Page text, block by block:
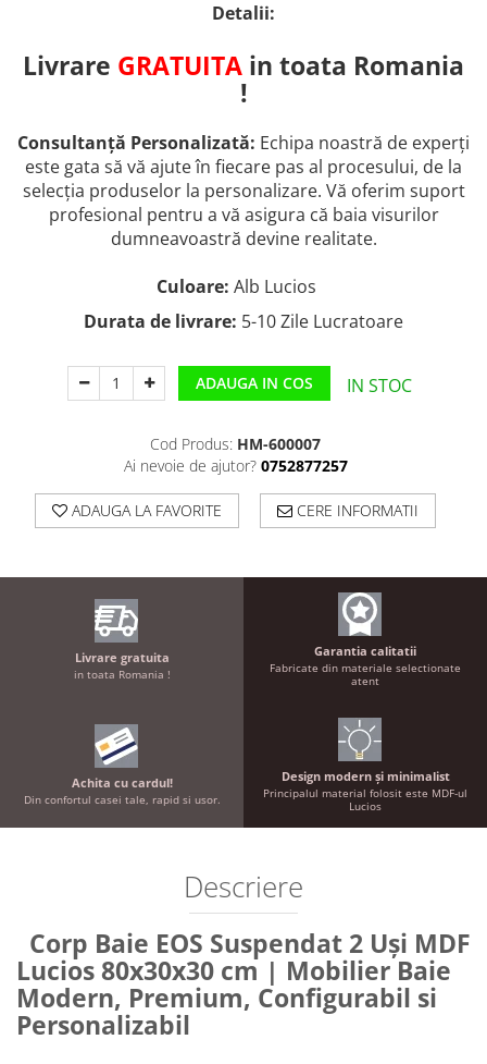
Detalii:
Livrare GRATUITA in toata Romania
!
Consultanță Personalizată: Echipa noastră de experți
este gata să vă ajute în fiecare pas al procesului, de la
selecția produselor la personalizare. Vă oferim suport
profesional pentru a vă asigura că baia visurilor
dumneavoastră devine realitate.
Culoare: Alb Lucios
Durata de livrare: 5-10 Zile Lucratoare
ADAUGA IN COS IN STOC
Cod Produs: HM-600007
Ai nevoie de ajutor? 0752877257
ADAUGA LA FAVORITE CERE INFORMATII
Livrare gratuita
in toata Romania !
Garantia calitatii
Fabricate din materiale selectionate
atent
Achita cu cardul!
Din confortul casei tale, rapid si usor.
Design modern și minimalist
Principalul material folosit este MDF-ul
Lucios
Descriere
Corp Baie EOS Suspendat 2 Uși MDF
Lucios 80x30x30 cm | Mobilier Baie
Modern, Premium, Configurabil si
Personalizabil